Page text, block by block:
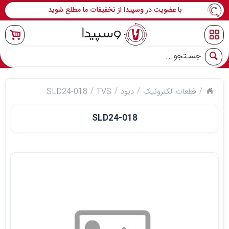
با عضویت در وسپیدا از تخفیفات ما مطلع شوید
قطعات الکترونیک دیود TVS
SLD24-018
SLD24-018